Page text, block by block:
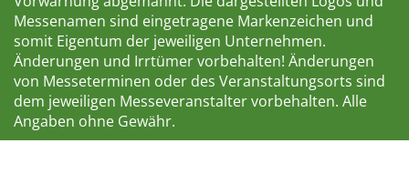
Messenamen sind eingetragene Markenzeichen und
somit Eigentum der jeweiligen Unternehmen.
Änderungen und Irrtümer vorbehalten! Änderungen
von Messeterminen oder des Veranstaltungsorts sind
dem jeweiligen Messeveranstalter vorbehalten. Alle
Angaben ohne Gewähr.